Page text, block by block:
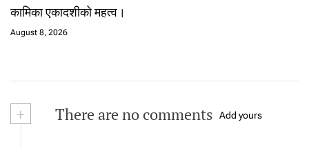
कामिका एकादशीको महत्व।
August 8, 2026
+ There are no comments Add yours